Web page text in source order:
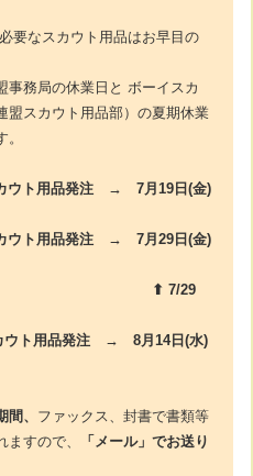
要なスカウト用品はお早目の
事務局の休業日と ボーイスカ
盟スカウト用品部）の夏期休業
ウト用品発注 → 7月19日(金)
ウト用品発注 → 7月29日(金)
⬆ 7/29
ウト用品発注 → 8月14日(水)
、 ファックス、封書で書類等
すので、
「メール」でお送り